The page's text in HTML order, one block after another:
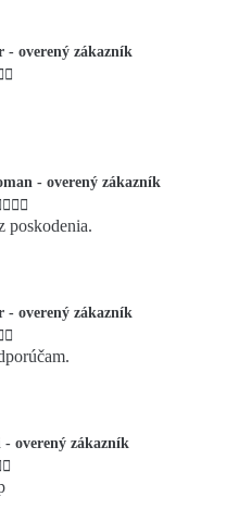
- overený zákazník

- overený zákazník
  
poskodenia.
- overený zákazník

overený zákazník
